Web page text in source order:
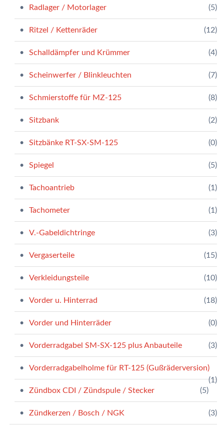
Radlager / Motorlager (5)
Ritzel / Kettenräder (12)
Schalldämpfer und Krümmer (4)
Scheinwerfer / Blinkleuchten (7)
Schmierstoffe für MZ-125 (8)
Sitzbank (2)
Sitzbänke RT-SX-SM-125 (0)
Spiegel (5)
Tachoantrieb (1)
Tachometer (1)
V.-Gabeldichtringe (3)
Vergaserteile (15)
Verkleidungsteile (10)
Vorder u. Hinterrad (18)
Vorder und Hinterräder (0)
Vorderradgabel SM-SX-125 plus Anbauteile (3)
Vorderradgabelholme für RT-125 (Gußräderversion)
(1)
Zündbox CDI / Zündspule / Stecker
(5)
Zündkerzen / Bosch / NGK (3)